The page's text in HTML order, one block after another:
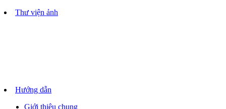
Thư viện ảnh
Hướng dẫn
Giới thiệu chung